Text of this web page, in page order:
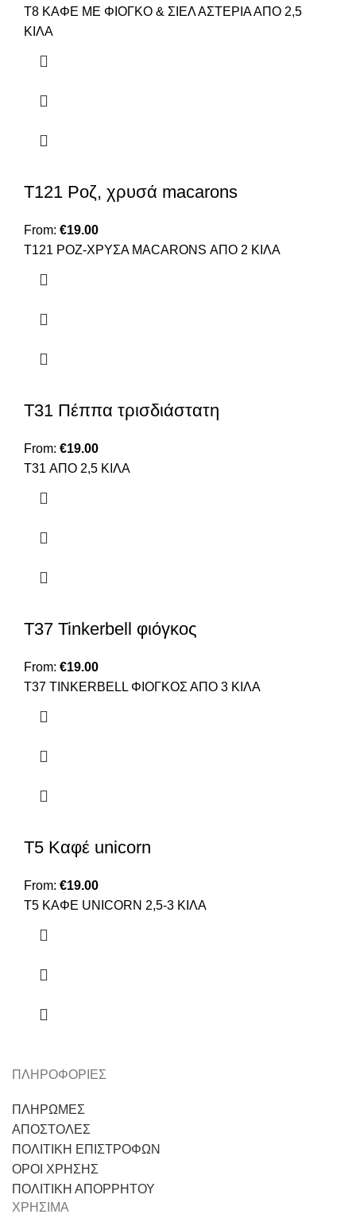
T8 ΚΑΦΕ ΜΕ ΦΙΟΓΚΟ & ΣΙΕΛ ΑΣΤΕΡΙΑ ΑΠΟ 2,5
ΚΙΛΑ
Τ121 Ροζ, χρυσά macarons
From: €19.00
T121 ΡΟΖ-ΧΡΥΣΑ MACARONS ΑΠΟ 2 ΚΙΛΑ
Τ31 Πέππα τρισδιάστατη
From: €19.00
T31 ΑΠΟ 2,5 ΚΙΛΑ
Τ37 Tinkerbell φιόγκος
From: €19.00
Τ37 ΤΙΝΚΕRBELL ΦΙΟΓΚΟΣ ΑΠΟ 3 ΚΙΛΑ
Τ5 Καφέ unicorn
From: €19.00
Τ5 ΚΑΦΕ UNICORN 2,5-3 ΚΙΛΑ
ΠΛΗΡΟΦΟΡΙΕΣ
ΠΛΗΡΩΜΕΣ
ΑΠΟΣΤΟΛΕΣ
ΠΟΛΙΤΙΚΗ ΕΠΙΣΤΡΟΦΩΝ
ΟΡΟΙ ΧΡΗΣΗΣ
ΠΟΛΙΤΙΚΗ ΑΠΟΡΡΗΤΟΥ
ΧΡΗΣΙΜΑ